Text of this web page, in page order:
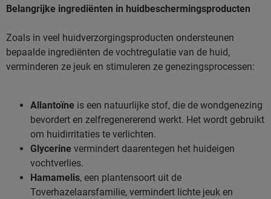
Belangrijke ingrediënten in huidbeschermingsproducten
Zoals in veel huidverzorgingsproducten ondersteunen
bepaalde ingrediënten de vochtregulatie van de huid,
verminderen ze jeuk en stimuleren ze genezingsprocessen:
Allantoïne is een natuurlijke stof, die de wondgenezing
bevordert en zelfregenererend werkt. Het wordt gebruikt
om huidirritaties te verlichten.
Glycerine vermindert daarentegen het huideigen
vochtverlies.
Hamamelis, een plantensoort uit de
Toverhazelaarsfamilie, vermindert lichte jeuk en